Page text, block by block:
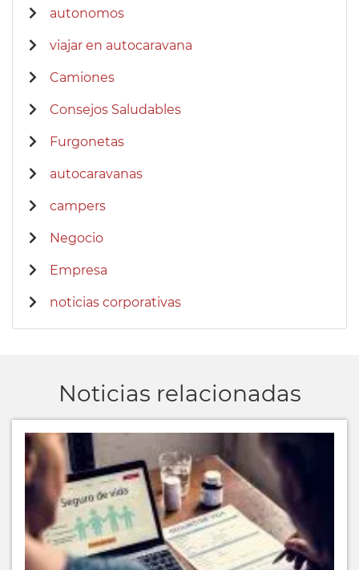
autonomos
viajar en autocaravana
Camiones
Consejos Saludables
Furgonetas
autocaravanas
campers
Negocio
Empresa
noticias corporativas
Noticias relacionadas